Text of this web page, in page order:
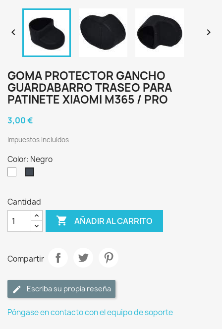
 
GOMA PROTECTOR GANCHO
GUARDABARRO TRASEO PARA
PATINETE XIAOMI M365 / PRO
3,00 €
Impuestos incluidos
Color: Negro
Cantidad
 AÑADIR AL CARRITO
Compartir
Escriba su propia reseña
Póngase en contacto con el equipo de soporte